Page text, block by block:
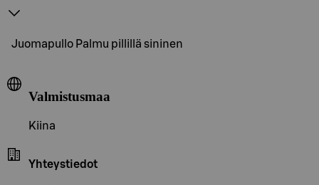
Juomapullo Palmu pillillä sininen
Valmistusmaa
Kiina
Yhteystiedot